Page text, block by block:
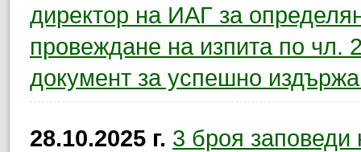
директор на ИАГ за
провеждане на изпита по чл.
документ за успешно
28.10.2025 г. 3 броя